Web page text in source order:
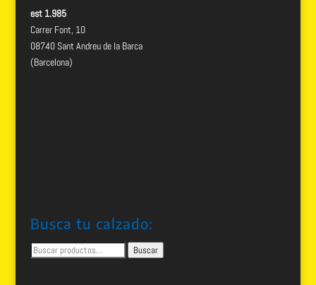
est 1.985
Carrer Font, 10
08740 Sant Andreu de la Barca
(Barcelona)
Busca tu calzado:
Buscar
por:
Buscar